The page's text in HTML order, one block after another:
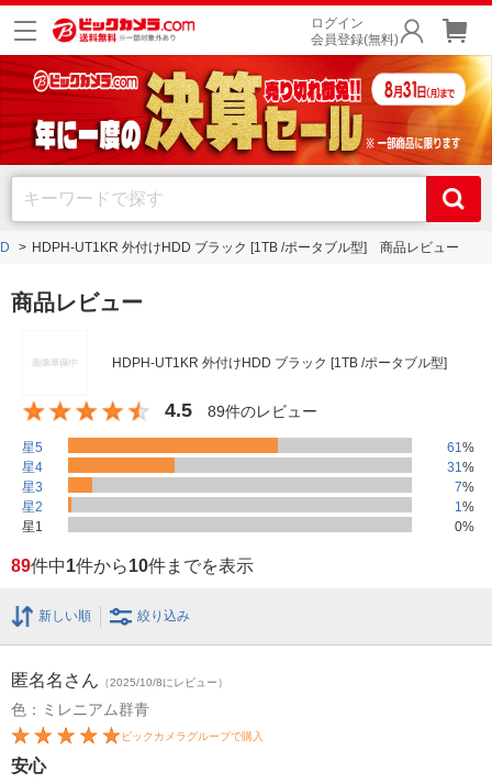
ログイン
会員登録(無料)
HDPH-UT1KR 外付けHDD ブラック [1TB /ポータブル型] 商品レビュー
商品レビュー
HDPH-UT1KR 外付けHDD ブラック [1TB /ポータブル型]
4.5 89件のレビュー
星5 61%
星4
31%
星3
7%
星2
1%
星1
0%
89件中1件から10件までを表示
新しい順 絞り込み
匿名名 さん （2025/10/8にレビュー）
色：ミレニアム群青
ビックカメラグループで購入
安心